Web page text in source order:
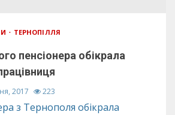
ТЕРНОПІЛЛЯ
пенсіонера обікрала
2017 223
з Тернополя обікрала